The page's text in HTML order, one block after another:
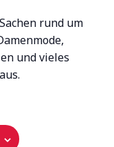
rund um
und vieles